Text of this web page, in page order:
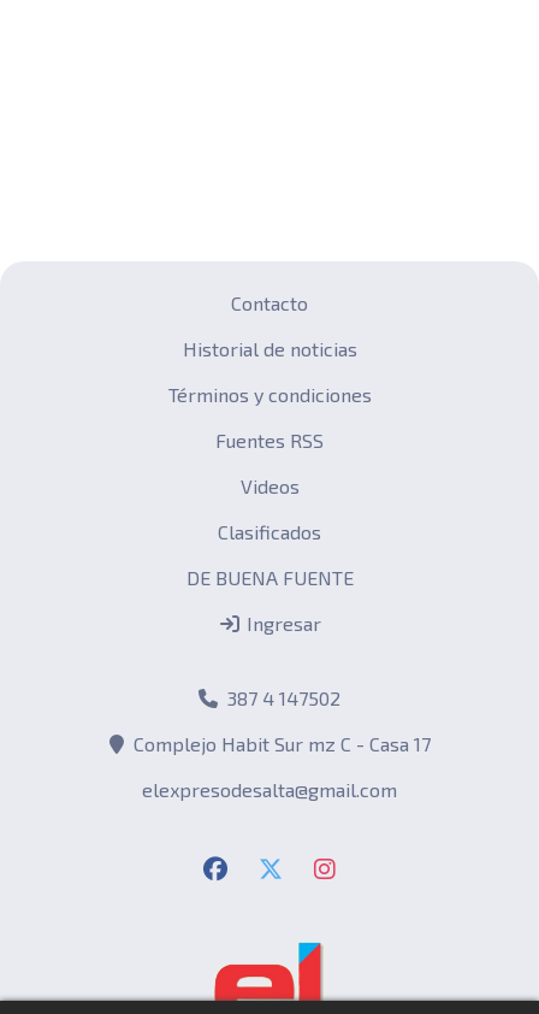
Contacto
Historial de noticias
Términos y condiciones
Fuentes RSS
Videos
Clasificados
DE BUENA FUENTE
Ingresar
387 4 147502
Complejo Habit Sur mz C - Casa 17
elexpresodesalta@gmail.com